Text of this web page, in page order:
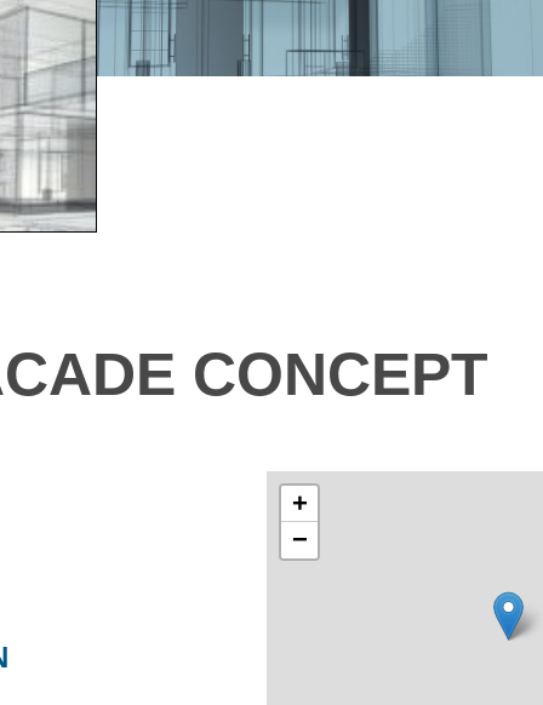
CONCEPT
+
−